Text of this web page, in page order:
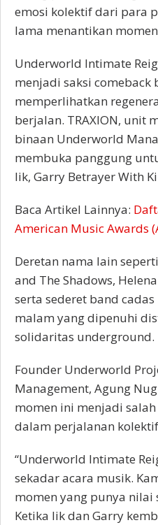
emosi kolektif dari para
lama menantikan
Underworld Intimate
menjadi saksi
memperlihatkan
berjalan. TRAXION, unit
binaan Underworld
membuka panggung
Iik, Garry Betrayer With
Baca Artikel Lainnya:
American Music Awards
Deretan nama lain
and The Shadows,
serta sederet band
malam yang dipenuhi
solidaritas underground.
Founder Underworld
Management, Agung
momen ini menjadi
dalam perjalanan
“Underworld Intimate
sekadar acara musik.
momen yang punya nilai
Ketika Iik dan Garry